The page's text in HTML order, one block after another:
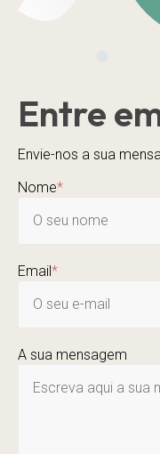
Entre
Envie-nos a sua
Nome*
Email*
A sua mensagem